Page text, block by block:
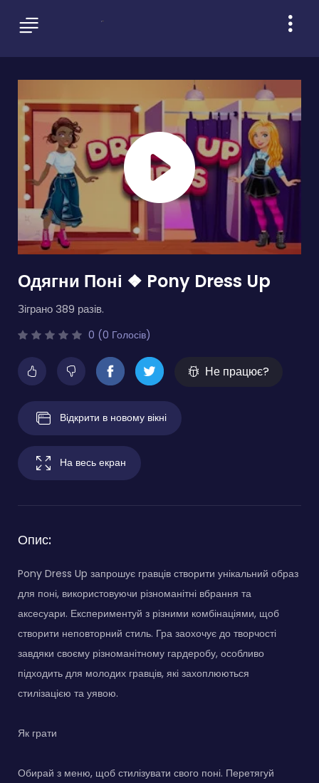
Одягни Поні ❖ Pony Dress Up
Зіграно 389 разів.
0 (0 Голосів)
Не працює?
Відкрити в новому вікні
На весь екран
Опис:
Pony Dress Up запрошує гравців створити унікальний образ
для поні, використовуючи різноманітні вбрання та
аксесуари. Експериментуй з різними комбінаціями, щоб
створити неповторний стиль. Гра заохочує до творчості
завдяки своєму різноманітному гардеробу, особливо
підходить для молодих гравців, які захоплюються
стилізацією та уявою.
Як грати
Обирай з меню, щоб стилізувати свого поні. Перетягуй